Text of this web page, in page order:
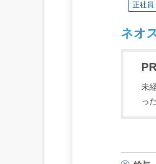
正社員
ネオ
未
っ